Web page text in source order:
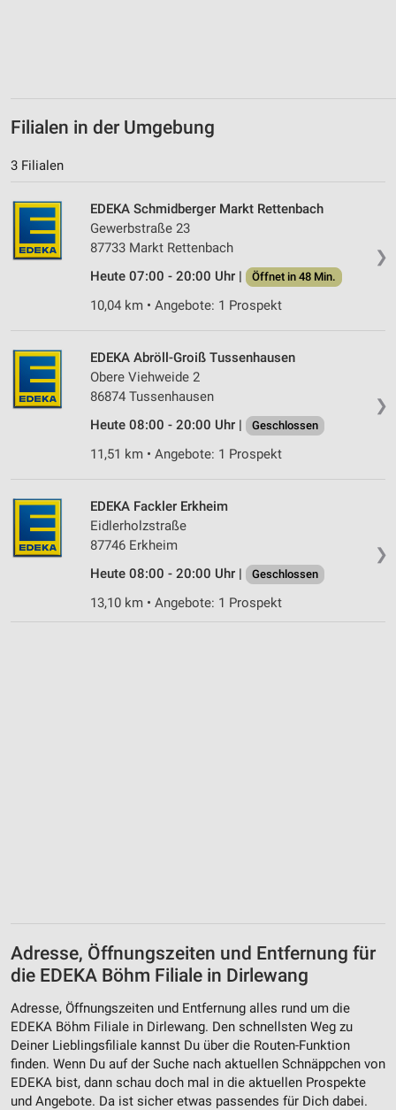
Filialen in der Umgebung
3 Filialen
❯
EDEKA Schmidberger Markt Rettenbach
Gewerbstraße 23
87733 Markt Rettenbach
Heute 07:00 - 20:00 Uhr |
Öffnet in 48 Min.
10,04 km • Angebote: 1 Prospekt
❯
EDEKA Abröll-Groiß Tussenhausen
Obere Viehweide 2
86874 Tussenhausen
Heute 08:00 - 20:00 Uhr |
Geschlossen
11,51 km • Angebote: 1 Prospekt
❯
EDEKA Fackler Erkheim
Eidlerholzstraße
87746 Erkheim
Heute 08:00 - 20:00 Uhr |
Geschlossen
13,10 km • Angebote: 1 Prospekt
Adresse, Öffnungszeiten und Entfernung für
die EDEKA Böhm Filiale in Dirlewang
Adresse, Öffnungszeiten und Entfernung alles rund um die
EDEKA Böhm Filiale in Dirlewang. Den schnellsten Weg zu
Deiner Lieblingsfiliale kannst Du über die Routen-Funktion
finden. Wenn Du auf der Suche nach aktuellen Schnäppchen von
EDEKA bist, dann schau doch mal in die aktuellen Prospekte
und Angebote. Da ist sicher etwas passendes für Dich dabei.
Entwicklung und Verbesserung der Angebote
Verwendung reduzierter Daten zur Auswahl von
IAB-Besonderheiten:
Verwendung genauer Standortdaten
Geräte anhand von aktiv angeforderten
Informationen identifizieren
Nicht-IAB-Verarbeitungszwecke:
Performance
Funktional